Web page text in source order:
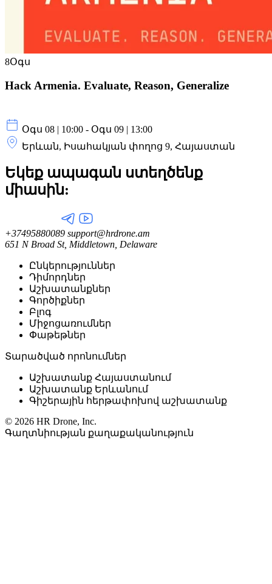
8Օգս
Hack Armenia. Evaluate, Reason, Generalize
Օգս 08 | 10:00 - Օգս 09 | 13:00
Երևան, Իսահակյան փողոց 9, Հայաստան
Եկեք ապագան ստեղծենք
միասին:
+37495880089 support@hrdrone.am
651 N Broad St, Middletown, Delaware
Ընկերություններ
Դիմորդներ
Աշխատանքներ
Գործիքներ
Բլոգ
Միջոցառումներ
Փաթեթներ
Տարածված որոնումներ
Աշխատանք Հայաստանում
Աշխատանք Երևանում
Գիշերային հերթափոխով աշխատանք
© 2026 HR Drone, Inc.
Գաղտնիության քաղաքականություն